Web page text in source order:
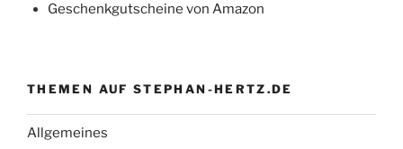
Geschenkgutscheine von Amazon
THEMEN AUF STEPHAN-HERTZ.DE
Allgemeines